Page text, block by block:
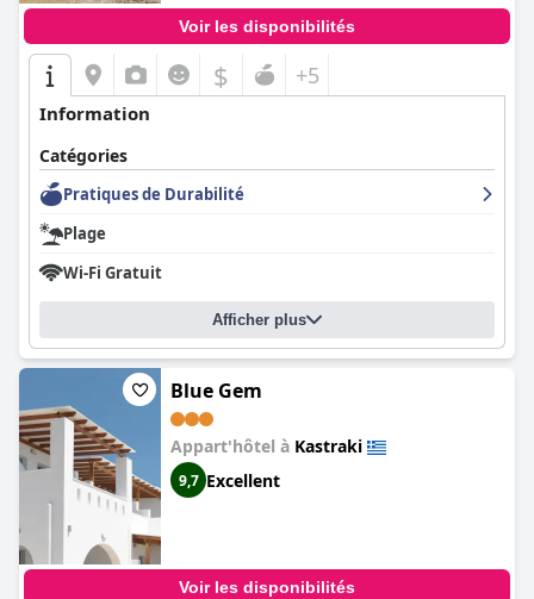
Voir les disponibilités
$ +5
Information
Catégories
Pratiques de Durabilité
Plage
Wi-Fi Gratuit
Afficher plus
Blue Gem
Appart'hôtel à Kastraki
9,7 Excellent
Voir les disponibilités